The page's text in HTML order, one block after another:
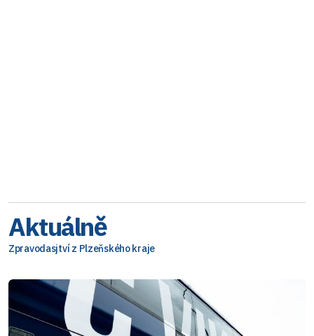
Aktuálně
Zpravodasjtví z Plzeňského kraje